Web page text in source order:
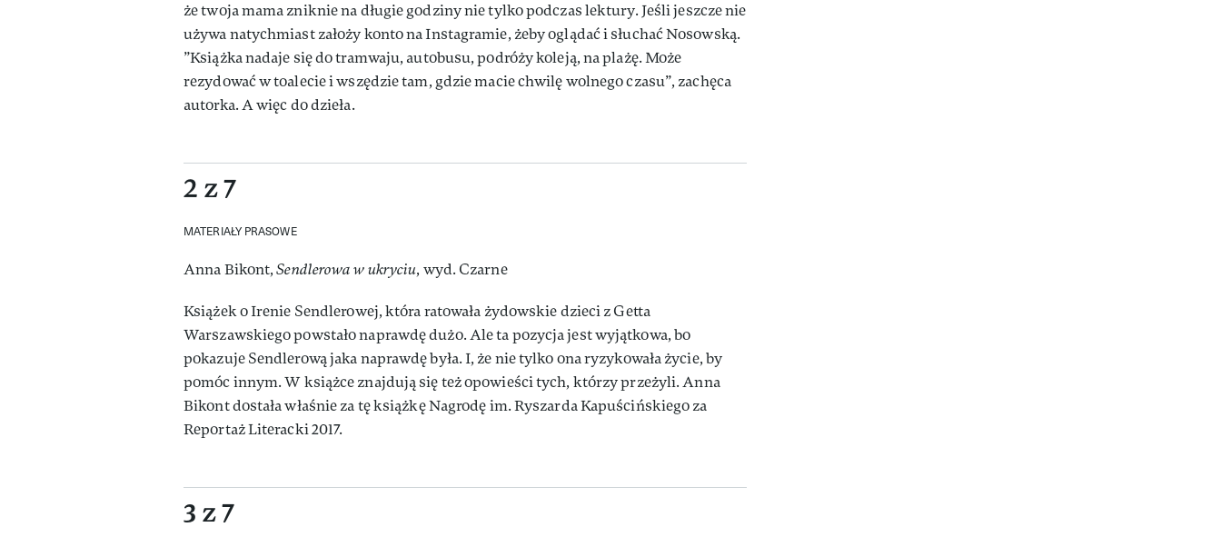
że twoja mama zniknie na długie godziny nie tylko podczas lektury. Jeśli jeszcze nie
używa natychmiast założy konto na Instagramie, żeby oglądać i słuchać Nosowską.
”Książka nadaje się do tramwaju, autobusu, podróży koleją, na plażę. Może
rezydować w toalecie i wszędzie tam, gdzie macie chwilę wolnego czasu”, zachęca
autorka. A więc do dzieła.
2 z 7
MATERIAŁY PRASOWE
Anna Bikont,Sendlerowa w ukryciu, wyd. Czarne
Książek o Irenie Sendlerowej, która ratowała żydowskie dzieci z Getta
Warszawskiego powstało naprawdę dużo. Ale ta pozycja jest wyjątkowa, bo
pokazuje Sendlerową jaka naprawdę była. I, że nie tylko ona ryzykowała życie, by
pomóc innym. W książce znajdują się też opowieści tych, którzy przeżyli. Anna
Bikont dostała właśnie za tę książkę Nagrodę im. Ryszarda Kapuścińskiego za
Reportaż Literacki 2017.
3 z 7